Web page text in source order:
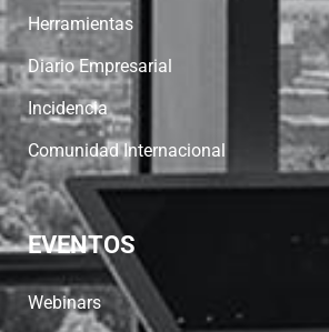
Herramientas
Diario Empresarial
Incidencia
Comunidad Internacional
EVENTOS
Webinars